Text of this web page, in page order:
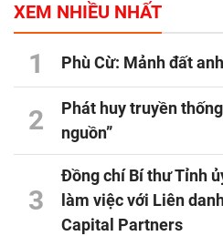
XEM NHIỀU NHẤT
1 Phù Cừ: Mảnh đất
2
Phát huy truyền
nguồn”
3
Đồng chí Bí thư Tỉnh
làm việc với Liên
Capital Partners